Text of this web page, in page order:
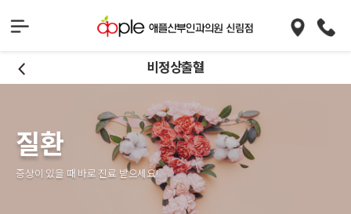
비정상출혈
질환
증상이 있을 때 바로 진료 받으세요!